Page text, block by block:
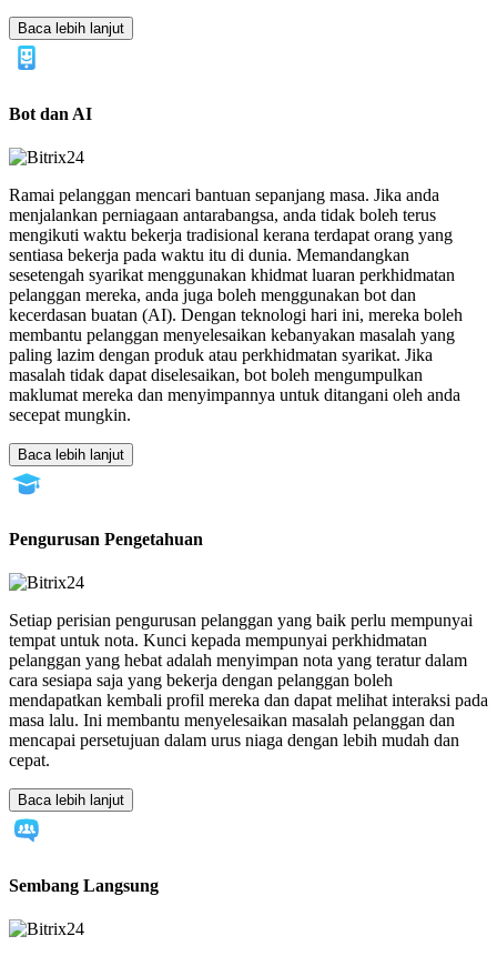
Baca lebih lanjut
Bot dan AI
Ramai pelanggan mencari bantuan sepanjang masa. Jika anda
menjalankan perniagaan antarabangsa, anda tidak boleh terus
mengikuti waktu bekerja tradisional kerana terdapat orang yang
sentiasa bekerja pada waktu itu di dunia. Memandangkan
sesetengah syarikat menggunakan khidmat luaran perkhidmatan
pelanggan mereka, anda juga boleh menggunakan bot dan
kecerdasan buatan (AI). Dengan teknologi hari ini, mereka boleh
membantu pelanggan menyelesaikan kebanyakan masalah yang
paling lazim dengan produk atau perkhidmatan syarikat. Jika
masalah tidak dapat diselesaikan, bot boleh mengumpulkan
maklumat mereka dan menyimpannya untuk ditangani oleh anda
secepat mungkin.
Baca lebih lanjut
Pengurusan Pengetahuan
Setiap perisian pengurusan pelanggan yang baik perlu mempunyai
tempat untuk nota. Kunci kepada mempunyai perkhidmatan
pelanggan yang hebat adalah menyimpan nota yang teratur dalam
cara sesiapa saja yang bekerja dengan pelanggan boleh
mendapatkan kembali profil mereka dan dapat melihat interaksi pada
masa lalu. Ini membantu menyelesaikan masalah pelanggan dan
mencapai persetujuan dalam urus niaga dengan lebih mudah dan
cepat.
Baca lebih lanjut
Sembang Langsung